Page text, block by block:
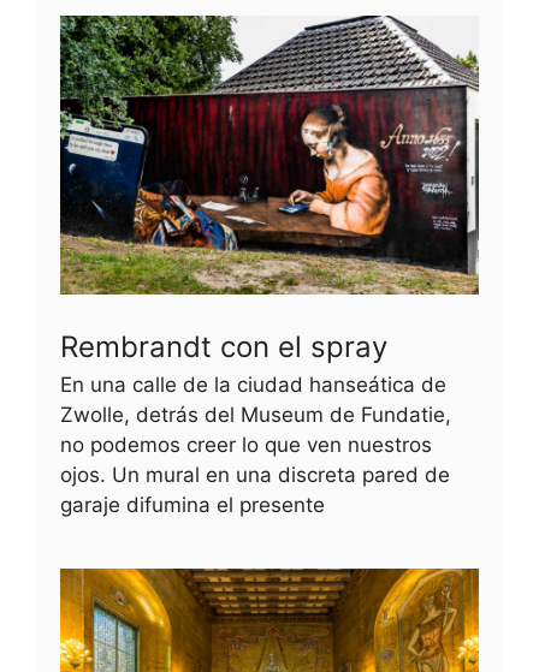
Rembrandt con el spray
En una calle de la ciudad hanseática de
Zwolle, detrás del Museum de Fundatie,
no podemos creer lo que ven nuestros
ojos. Un mural en una discreta pared de
garaje difumina el presente